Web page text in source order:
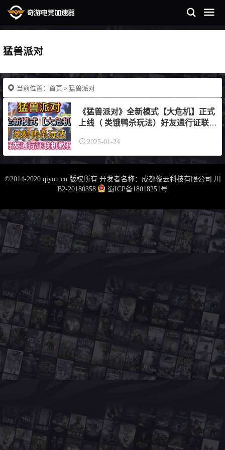
猛兽派对
当前位置： 首页 » 猛兽派对
《猛兽派对》全新模式【大危机】正式
上线（ 类饿鸭杀玩法）好友通行证联机
2025-01-24
©2014-2020 qiyou.cn 版权所有 开发者名称：成都俊云科技有限公司 川
B2-20180358
蜀ICP备18018251号